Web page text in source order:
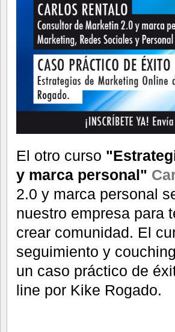
El otro curso
y marca personal"
2.0 y marca personal
nuestro empresa para
crear comunidad. El
seguimiento y
un caso práctico de
line por Kike Rogado.